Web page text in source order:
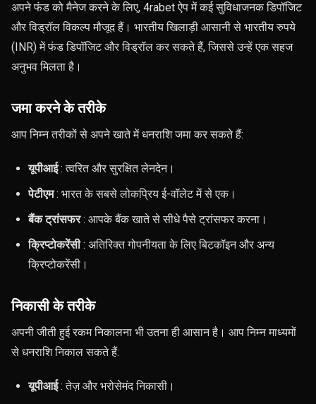
अपने फंड को मैनेज करने के लिए, 4rabet ऐप में कई सुविधाजनक डिपॉजिट
और विड्रॉल विकल्प मौजूद हैं। भारतीय खिलाड़ी आसानी से भारतीय रुपये
(INR) में फंड डिपॉजिट और विड्रॉल कर सकते हैं, जिससे उन्हें एक सहज
अनुभव मिलता है।
जमा करने के तरीके
आप निम्न तरीकों से अपने खाते में धनराशि जमा कर सकते हैं:
यूपीआई: त्वरित और सुरक्षित लेनदेन।
पेटीएम: भारत के सबसे लोकप्रिय ई-वॉलेट में से एक।
बैंक ट्रांसफर: आपके बैंक खाते से सीधे पैसे ट्रांसफर करना।
क्रिप्टोकरेंसी: अतिरिक्त गोपनीयता के लिए बिटकॉइन और अन्य
क्रिप्टोकरेंसी।
निकासी के तरीके
अपनी जीती हुई रकम निकालना भी उतना ही आसान है। आप निम्न माध्यमों
से धनराशि निकाल सकते हैं:
यूपीआई: तेज़ और भरोसेमंद निकासी।